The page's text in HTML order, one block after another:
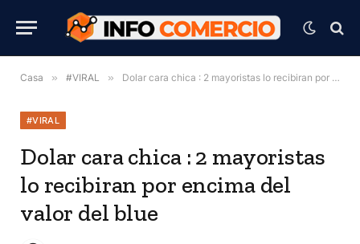
Casa » #VIRAL » Dolar cara chica : 2 mayoristas lo recibiran por encima del valor del blue
#VIRAL
Dolar cara chica : 2 mayoristas
lo recibiran por encima del
valor del blue